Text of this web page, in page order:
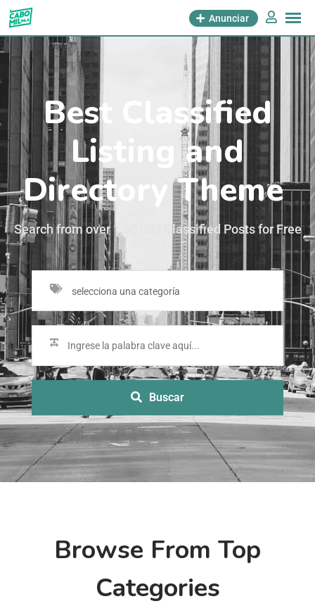
Anunciar
Best Classified
Listing and
Directory Theme
Search from over 1,50,000 Classified Posts for Free
selecciona una categoría
Buscar
Browse From Top
Categories